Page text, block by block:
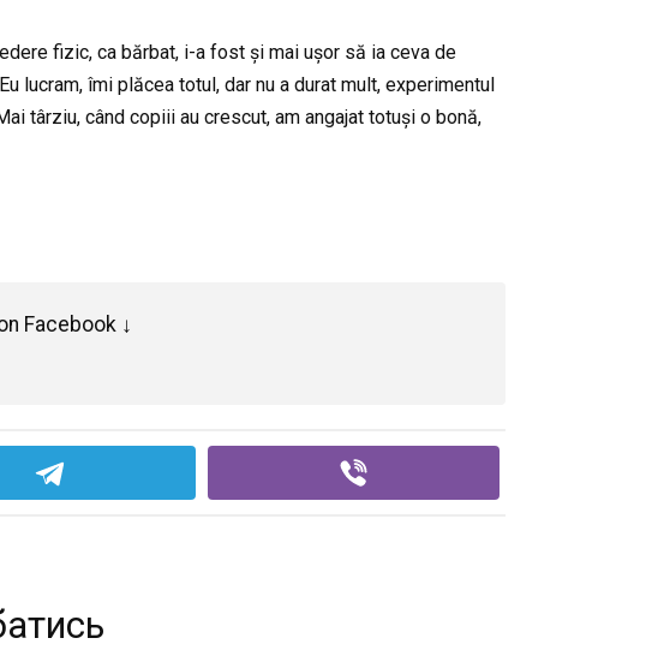
fizic, ca bărbat, i-a fost și mai ușor să ia ceva de
Eu lucram, îmi plăcea totul, dar nu a durat mult, experimentul
târziu, când copiii au crescut, am angajat totuși o bonă,
Facebook ↓